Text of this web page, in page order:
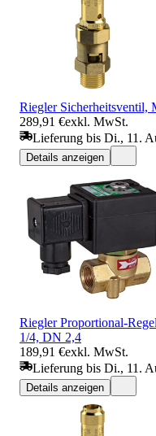
Riegler Sicherheitsventil,
289,91 €exkl. MwSt.
Lieferung bis Di., 11.
Details anzeigen
Riegler Proportional-
1/4, DN 2,4
189,91 €exkl. MwSt.
Lieferung bis Di., 11.
Details anzeigen